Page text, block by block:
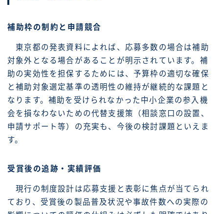
補助枠の制約と申請競合
東京都の発表資料によれば、応募多数の場合は補助
対象外となる場合があることが明示されています。補
助の実効性を担保するためには、予算枠の適切な確保
と補助対象選定基準の透明性の維持が継続的な課題と
なります。補助を受けられなかった中小企業の参入機
会を損なわないための代替支援策（相談窓口の設置、
申請サポート等）の充実も、今後の検討課題といえま
す。
受賞後の追跡・実績評価
現行の制度設計は応募支援と表彰に焦点が当てられ
ており、受賞後の製品普及状況や事故件数への実際の